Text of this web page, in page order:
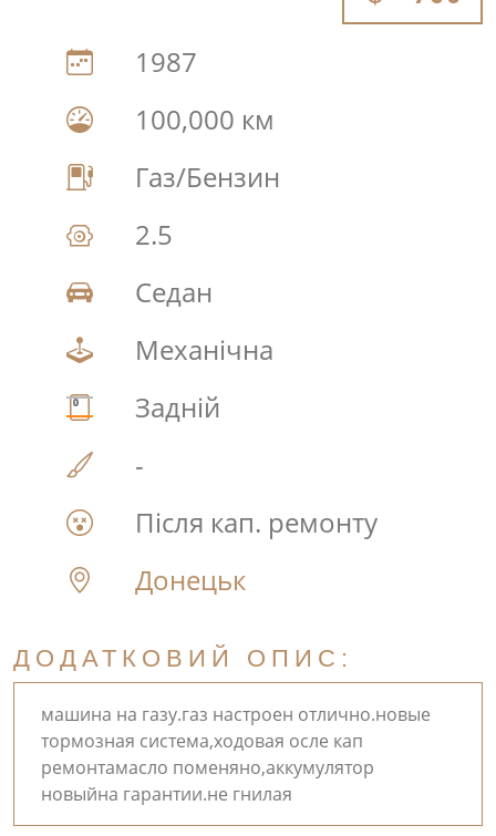
1987
100,000 км
Газ/Бензин
2.5
Седан
Механічна
Задній
-
Після кап. ремонту
Донецьк
ДОДАТКОВИЙ ОПИС:
машина на газу.газ настроен отлично.новые
тормозная система,ходовая осле кап
ремонтамасло поменяно,аккумулятор
новыйна гарантии.не гнилая